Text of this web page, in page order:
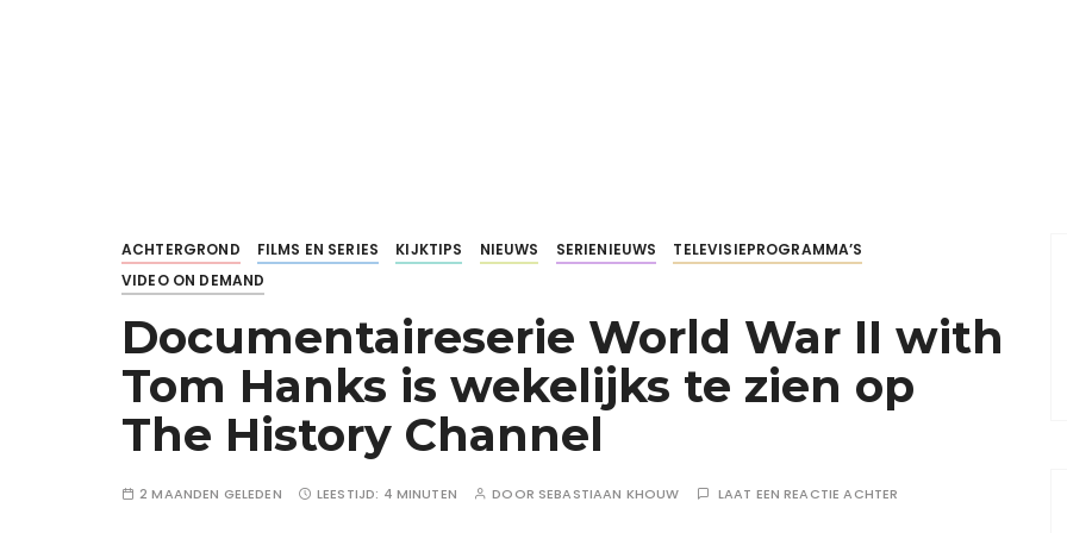
ACHTERGROND FILMS EN SERIES KIJKTIPS NIEUWS SERIENIEUWS
TELEVISIEPROGRAMMA’S
VIDEO ON DEMAND
Documentaireserie World War II with
Tom Hanks is wekelijks te zien op
The History Channel
2 MAANDEN GELEDEN LEESTIJD: 4 MINUTEN DOOR SEBASTIAAN KHOUW LAAT EEN REACTIE ACHTER